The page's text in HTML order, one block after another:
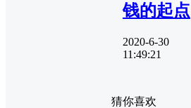
钱的起点
2020-6-30
11:49:21
猜你喜欢